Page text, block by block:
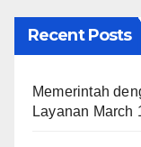
Recent Posts
Memerintah
Layanan March